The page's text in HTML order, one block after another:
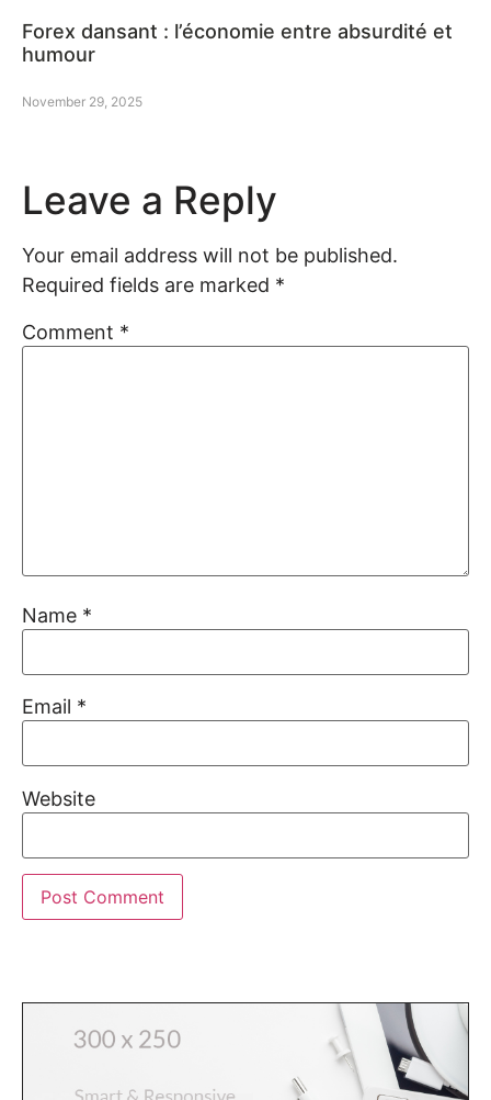
Forex dansant : l’économie entre absurdité et
humour
November 29, 2025
Leave a Reply
Your email address will not be published.
Required fields are marked *
Comment *
Name *
Email *
Website